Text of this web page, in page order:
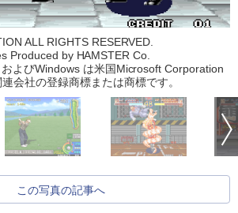
ALL RIGHTS RESERVED.
Produced by HAMSTER Co.
よびWindows は米国Microsoft Corporation
会社の登録商標または商標です。
この写真の記事へ